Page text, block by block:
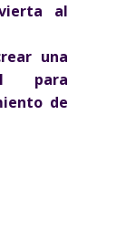
al
una
para
de